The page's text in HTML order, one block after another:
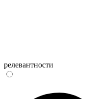
релевантности